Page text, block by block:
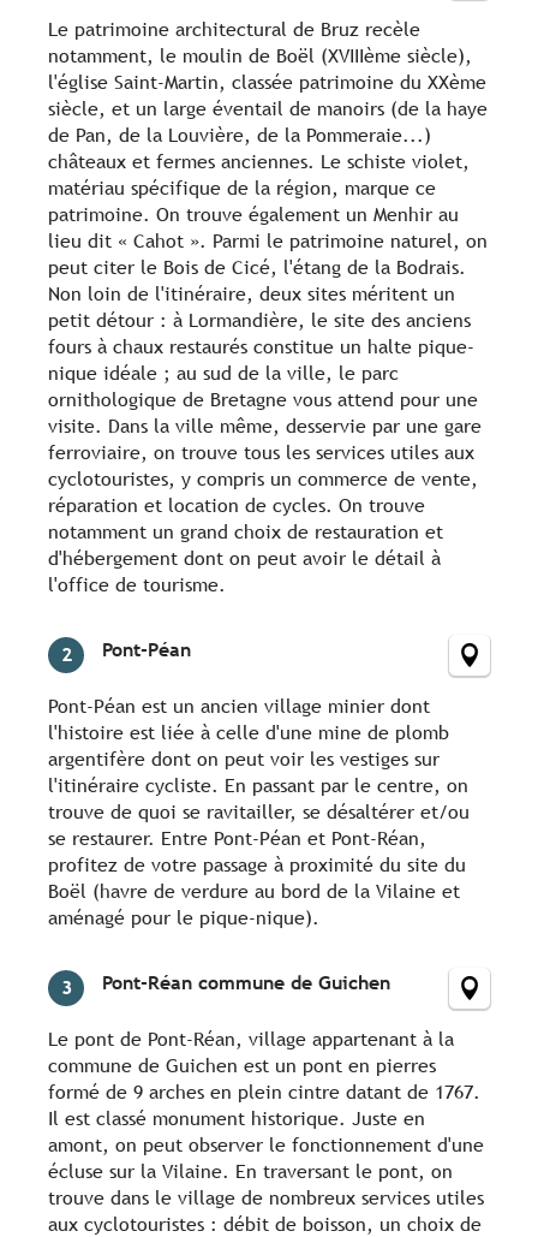
Le patrimoine architectural de Bruz recèle
notamment, le moulin de Boël (XVIIIème siècle),
l'église Saint-Martin, classée patrimoine du XXème
siècle, et un large éventail de manoirs (de la haye
de Pan, de la Louvière, de la Pommeraie...)
châteaux et fermes anciennes. Le schiste violet,
matériau spécifique de la région, marque ce
patrimoine. On trouve également un Menhir au
lieu dit « Cahot ». Parmi le patrimoine naturel, on
peut citer le Bois de Cicé, l'étang de la Bodrais.
Non loin de l'itinéraire, deux sites méritent un
petit détour : à Lormandière, le site des anciens
fours à chaux restaurés constitue un halte pique-
nique idéale ; au sud de la ville, le parc
ornithologique de Bretagne vous attend pour une
visite. Dans la ville même, desservie par une gare
ferroviaire, on trouve tous les services utiles aux
cyclotouristes, y compris un commerce de vente,
réparation et location de cycles. On trouve
notamment un grand choix de restauration et
d'hébergement dont on peut avoir le détail à
l'office de tourisme.
2 Pont-Péan
Pont-Péan est un ancien village minier dont
l'histoire est liée à celle d'une mine de plomb
argentifère dont on peut voir les vestiges sur
l'itinéraire cycliste. En passant par le centre, on
trouve de quoi se ravitailler, se désaltérer et/ou
se restaurer. Entre Pont-Péan et Pont-Réan,
profitez de votre passage à proximité du site du
Boël (havre de verdure au bord de la Vilaine et
aménagé pour le pique-nique).
3 Pont-Réan commune de Guichen
Le pont de Pont-Réan, village appartenant à la
commune de Guichen est un pont en pierres
formé de 9 arches en plein cintre datant de 1767.
Il est classé monument historique. Juste en
amont, on peut observer le fonctionnement d'une
écluse sur la Vilaine. En traversant le pont, on
trouve dans le village de nombreux services utiles
aux cyclotouristes : débit de boisson, un choix de